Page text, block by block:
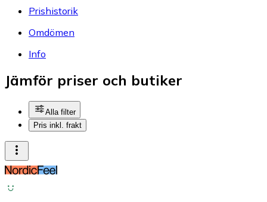
Prishistorik
Omdömen
Info
Jämför priser och butiker
Alla filter
Pris inkl. frakt